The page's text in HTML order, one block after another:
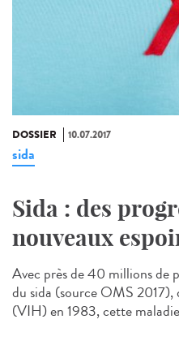
DOSSIER 10.07.2017
sida
Sida : des
nouveaux
Avec près de 40 millions de
du sida (source OMS 2017),
(VIH) en 1983, cette